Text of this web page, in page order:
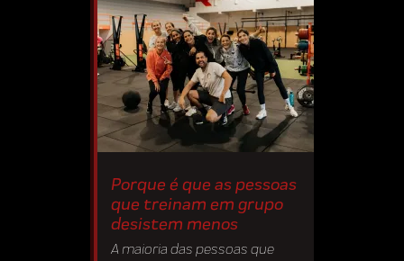
Porque é que as pessoas
que treinam em grupo
desistem menos
A maioria das pessoas que